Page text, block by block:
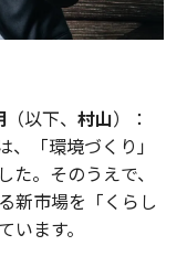
（以下、 村山）：
「環境づくり」
。そのうえで、
新市場を「くらし
ます。